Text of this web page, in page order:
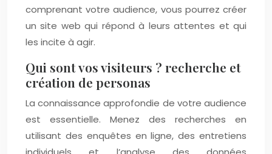
comprenant votre audience, vous pourrez créer
un site web qui répond à leurs attentes et qui
les incite à agir.
Qui sont vos visiteurs ? recherche et
création de personas
La connaissance approfondie de votre audience
est essentielle. Menez des recherches en
utilisant des enquêtes en ligne, des entretiens